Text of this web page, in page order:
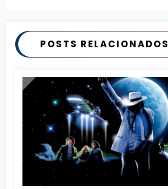
POSTS RELACIONADOS